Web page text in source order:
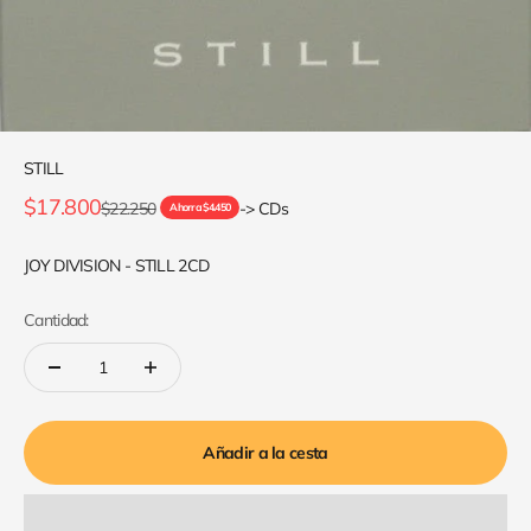
STILL
Precio de oferta
$17.800Precio normal
$22.250 Ahorra $4.450 -> CDs
JOY DIVISION - STILL 2CD
Cantidad:
Añadir a la cesta